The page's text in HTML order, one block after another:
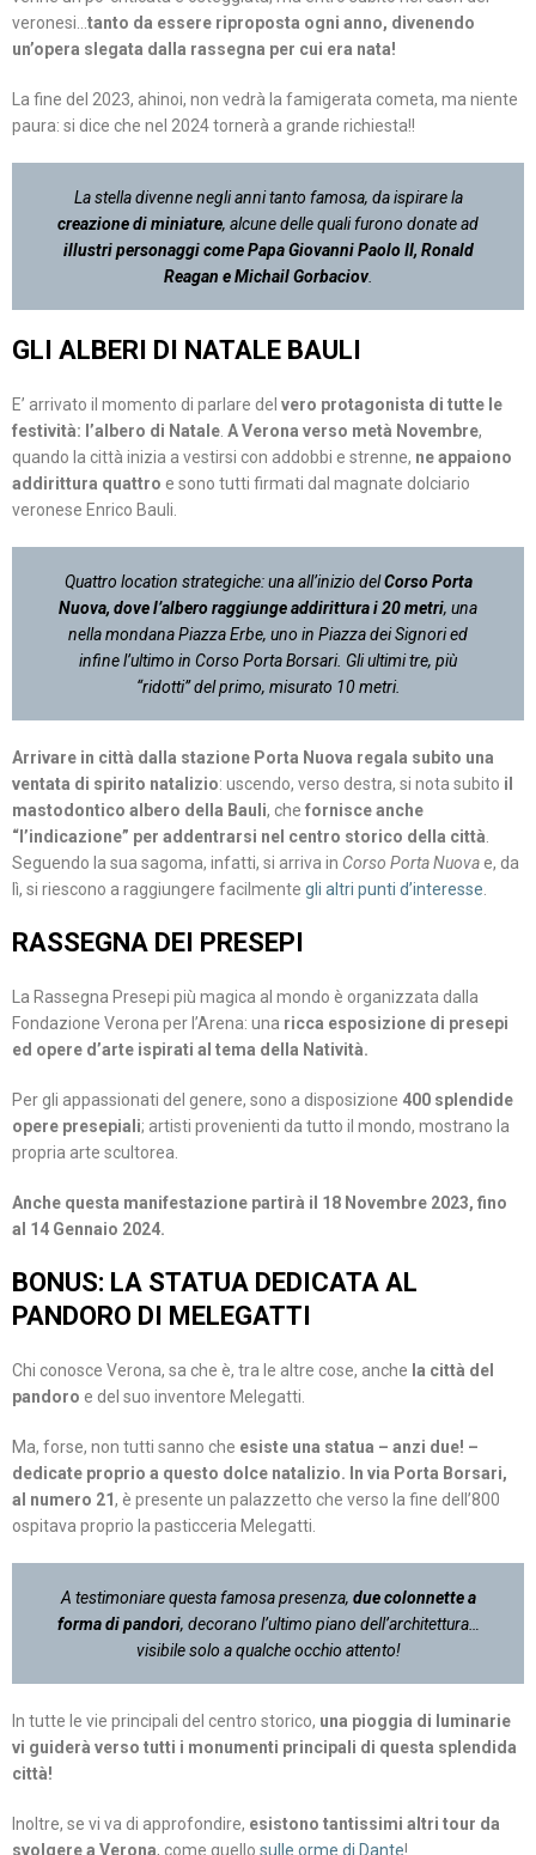
veronesi…tanto da essere riproposta ogni anno, divenendo
un’opera slegata dalla rassegna per cui era nata!
La fine del 2023, ahinoi, non vedrà la famigerata cometa, ma niente
paura: si dice che nel 2024 tornerà a grande richiesta!!
La stella divenne negli anni tanto famosa, da ispirare la
creazione di miniature, alcune delle quali furono donate ad
illustri personaggi come Papa Giovanni Paolo II, Ronald
Reagan e Michail Gorbaciov.
GLI ALBERI DI NATALE BAULI
E’ arrivato il momento di parlare del vero protagonista di tutte le
festività: l’albero di Natale. A Verona verso metà Novembre,
quando la città inizia a vestirsi con addobbi e strenne, ne appaiono
addirittura quattro e sono tutti firmati dal magnate dolciario
veronese Enrico Bauli.
Quattro location strategiche: una all’inizio delCorso Porta
Nuova, dove l’albero raggiunge addirittura i 20 metri, una
nella mondana Piazza Erbe, uno in Piazza dei Signori ed
infine l’ultimo in Corso Porta Borsari. Gli ultimi tre, più
“ridotti” del primo, misurato 10 metri.
Arrivare in città dalla stazione Porta Nuova regala subito una
ventata di spirito natalizio: uscendo, verso destra, si nota subito il
mastodontico albero della Bauli, che fornisce anche
“l’indicazione” per addentrarsi nel centro storico della città.
Seguendo la sua sagoma, infatti, si arriva in Corso Porta Nuovae, da
lì, si riescono a raggiungere facilmente gli altri punti d’interesse.
RASSEGNA DEI PRESEPI
La Rassegna Presepi più magica al mondo è organizzata dalla
Fondazione Verona per l’Arena: una ricca esposizione di presepi
ed opere d’arte ispirati al tema della Natività.
Per gli appassionati del genere, sono a disposizione 400 splendide
opere presepiali; artisti provenienti da tutto il mondo, mostrano la
propria arte scultorea.
Anche questa manifestazione partirà il 18 Novembre 2023, fino
al 14 Gennaio 2024.
BONUS: LA STATUA DEDICATA AL
PANDORO DI MELEGATTI
Chi conosce Verona, sa che è, tra le altre cose, anche la città del
pandoro e del suo inventore Melegatti.
Ma, forse, non tutti sanno che esiste una statua – anzi due! –
dedicate proprio a questo dolce natalizio. In via Porta Borsari,
al numero 21, è presente un palazzetto che verso la fine dell’800
ospitava proprio la pasticceria Melegatti.
A testimoniare questa famosa presenza, due colonnette a
forma di pandori, decorano l’ultimo piano dell’architettura…
visibile solo a qualche occhio attento!
In tutte le vie principali del centro storico, una pioggia di luminarie
vi guiderà verso tutti i monumenti principali di questa splendida
città!
Inoltre, se vi va di approfondire, esistono tantissimi altri tour da
svolgere a Verona, come quello sulle orme di Dante!